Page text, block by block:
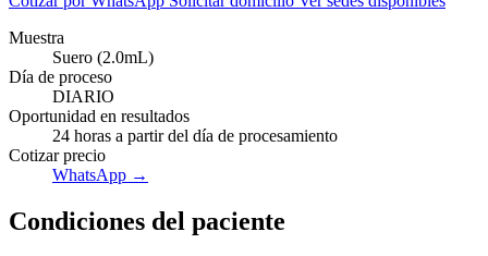
Empresas
Muestra
Suero (2.0mL)
Día de proceso
DIARIO
Oportunidad en resultados
24 horas a partir del día de procesamiento
Cotizar precio
WhatsApp →
Condiciones del paciente